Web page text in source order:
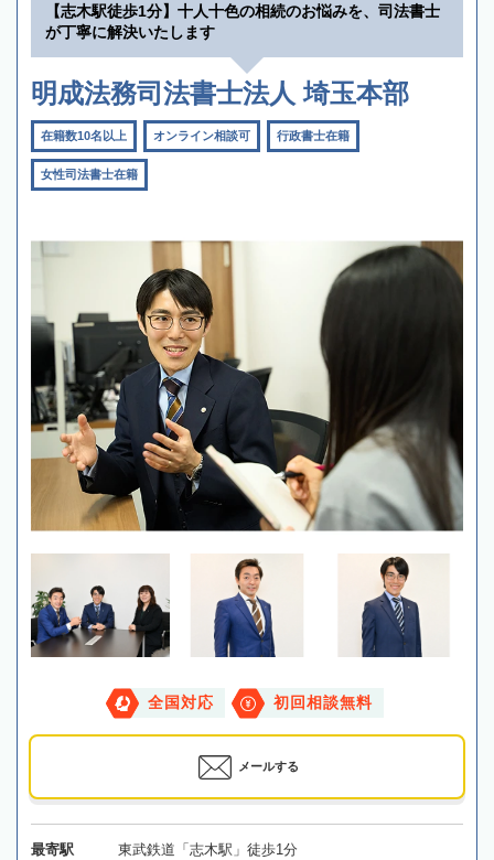
【志木駅徒歩1分】十人十色の相続のお悩みを、司法書士
が丁寧に解決いたします
明成法務司法書士法人 埼玉本部
在籍数10名以上 オンライン相談可 行政書士在籍
女性司法書士在籍
全国対応 初回相談無料
メールする
最寄駅 東武鉄道「志木駅」徒歩1分